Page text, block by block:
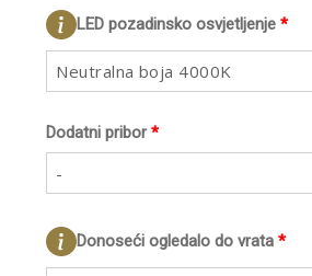
*
LED pozadinsko osvjetljenje
Neutralna boja 4000K
*
Dodatni pribor
-
*
Donoseći ogledalo do vrata